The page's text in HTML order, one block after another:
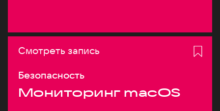
Смотреть запись
Безопасность
Мониторинг macOS